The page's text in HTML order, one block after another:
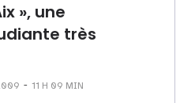
», une
très
- 11 H 09 MIN